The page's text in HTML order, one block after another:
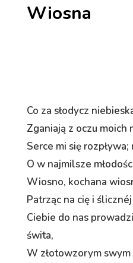
Wiosna
Co za słodycz
Zganiają z oczu moich
Serce mi się
O w najmilsze
Wiosno, kochana
Patrząc na cię i
Ciebie do nas
świta,
W złotowzorym swym